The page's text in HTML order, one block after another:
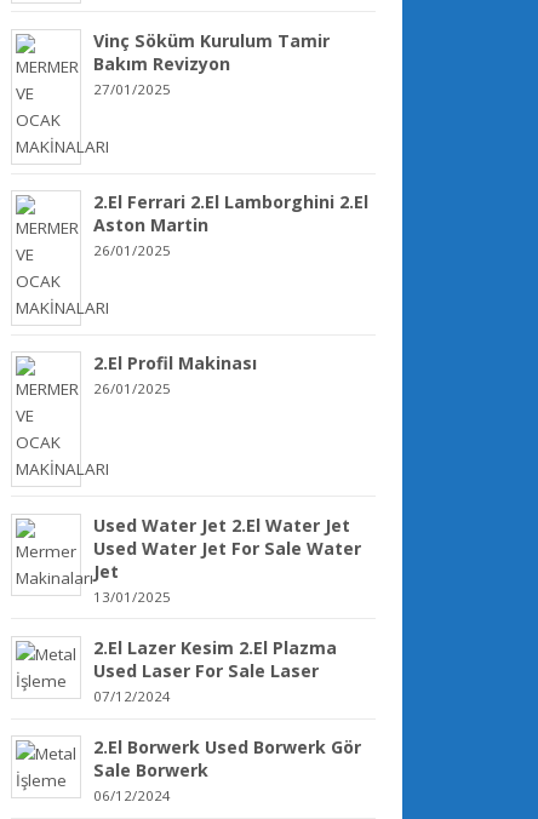
Vinç Söküm Kurulum Tamir
Bakım Revizyon
27/01/2025
2.El Ferrari 2.El Lamborghini 2.El
Aston Martin
26/01/2025
2.El Profil Makinası
26/01/2025
Used Water Jet 2.El Water Jet
Used Water Jet For Sale Water
Jet
13/01/2025
2.El Lazer Kesim 2.El Plazma
Used Laser For Sale Laser
07/12/2024
2.El Borwerk Used Borwerk Gör
Sale Borwerk
06/12/2024